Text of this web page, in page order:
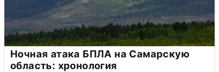
Ночная атака БПЛА на Самарскую
область: хронология